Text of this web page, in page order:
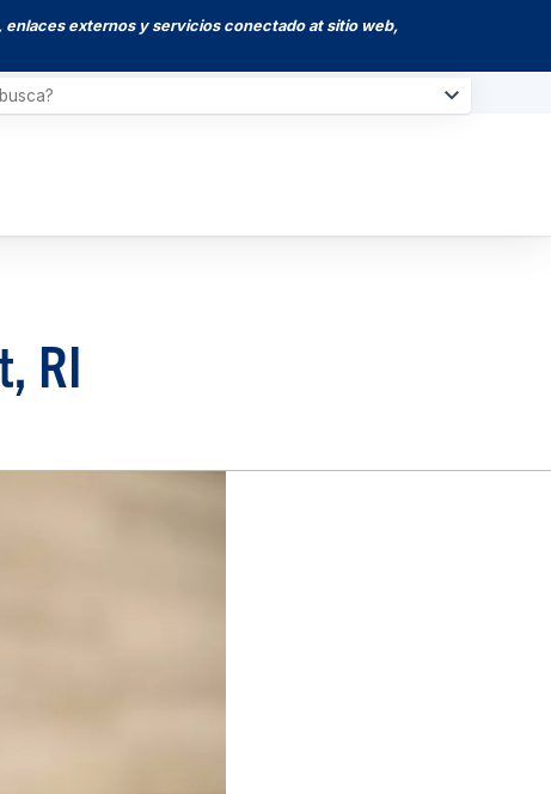
externos y servicios conectado at sitio web,
RI